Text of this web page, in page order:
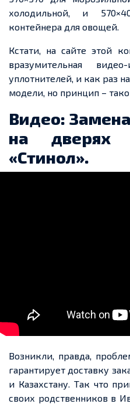
холодильной, и
контейнера для овощей.
Кстати, на сайте этой
вразумительная
уплотнителей, и как раз
модели, но принцип –
Видео:
на дверях
«Стинол».
Возникли, правда,
гарантирует доставку
и Казахстану. Так что
своих родственников в